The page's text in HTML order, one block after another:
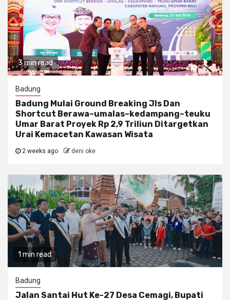
3 min read
Badung
Badung Mulai Ground Breaking Jls Dan
Shortcut Berawa–umalas–kedampang–teuku
Umar Barat Proyek Rp 2,9 Triliun Ditargetkan
Urai Kemacetan Kawasan Wisata
2 weeks ago deni oke
1 min read
Badung
Jalan Santai Hut Ke-27 Desa Cemagi, Bupati